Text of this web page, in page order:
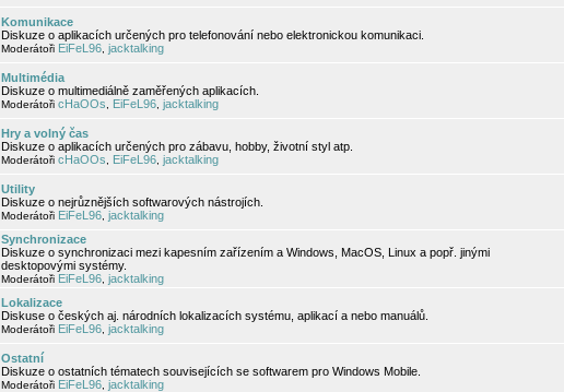
Komunikace
Diskuze o aplikacích určených pro telefonování nebo elektronickou komunikaci.
Moderátoři EiFeL96 jacktalking
Multimédia
Diskuze o multimediálně zaměřených aplikacích.
Moderátoři cHaOOs EiFeL96 jacktalking
Hry a volný čas
Diskuze o aplikacích určených pro zábavu, hobby, životní styl atp.
Moderátoři cHaOOs EiFeL96 jacktalking
Utility
Diskuze o nejrůznějších softwarových nástrojích.
Moderátoři EiFeL96 jacktalking
Synchronizace
Diskuze o synchronizaci mezi kapesním zařízením a Windows, MacOS, Linux a popř. jinými
desktopovými systémy.
Moderátoři EiFeL96 jacktalking
Lokalizace
Diskuse o českých aj. národních lokalizacích systému, aplikací a nebo manuálů.
Moderátoři EiFeL96 jacktalking
Ostatní
Diskuze o ostatních tématech souvisejících se softwarem pro Windows Mobile.
Moderátoři EiFeL96 jacktalking